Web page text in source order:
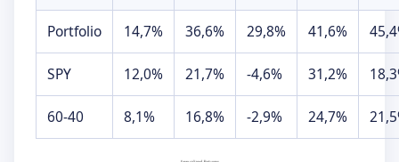
Portfolio 14,7% 36,6% 29,8% 41,6%
SPY 12,0% 21,7% -4,6% 31,2%
60-40 8,1% 16,8% -2,9% 24,7%